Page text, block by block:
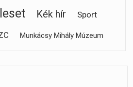
Kék hír Sport
Munkácsy Mihály Múzeum